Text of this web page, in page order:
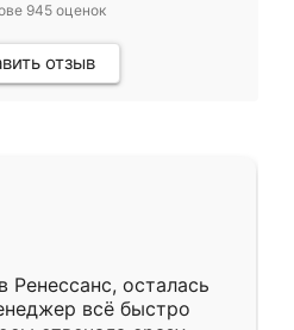
945оценок
отзыв
Ренессанс, осталась
всё быстро